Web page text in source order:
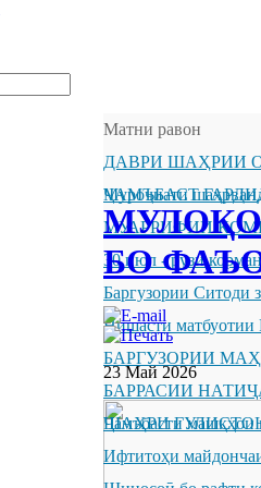
Матни равон
ДАВРИ ШАҲРИИ
ҶАМЪБАСТ
Муроҷиати
МУАРРИФИИ
30 июл - рӯзи
Баргузории Ситоди
Нишасти матбуотии
БАРГУЗОРИИ
БАРРАСИИ
ШАҲРИ
Ҷамъбасти машқҳои
Ифтитоҳи
БО
23 Май 2026